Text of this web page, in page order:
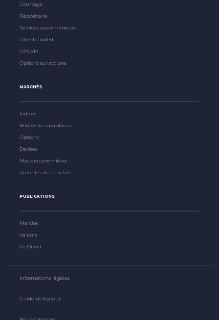
Courtage
Dépositaire
Services aux émetteurs
Offre bundled
OPCVM
Options sur actions
MARCHÉS
Indices
Bourse de casablanca
Options
Devises
Matières premières
Autorités de marchés
PUBLICATIONS
Marché
Valeurs
Le Direct
Informations légales
Guide utilisateur